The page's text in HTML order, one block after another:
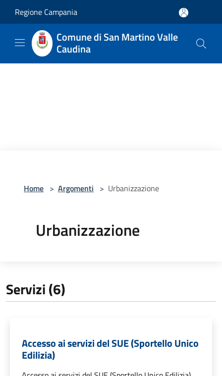
Regione Campania
Comune di San Martino Valle
Caudina
Home > Argomenti > Urbanizzazione
Urbanizzazione
Servizi (6)
Accesso ai servizi del SUE (Sportello Unico
Edilizia)